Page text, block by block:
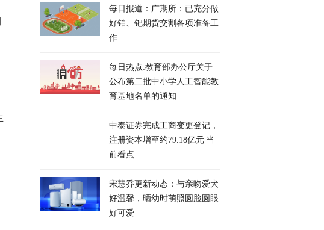
每日报道：广期所：已充分做
好铂、钯期货交割各项准备工
作
每日热点:教育部办公厅关于
公布第二批中小学人工智能教
育基地名单的通知
中泰证券完成工商变更登记，
注册资本增至约79.18亿元|当
前看点
宋慧乔更新动态：与亲吻爱犬
好温馨，晒幼时萌照圆脸圆眼
好可爱